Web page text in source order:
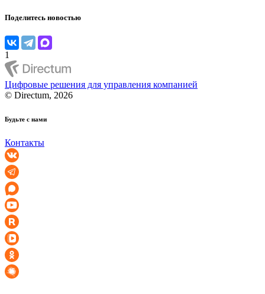
Поделитесь новостью
1
Цифровые решения для управления компанией
© Directum, 2026
Будьте с нами
Контакты